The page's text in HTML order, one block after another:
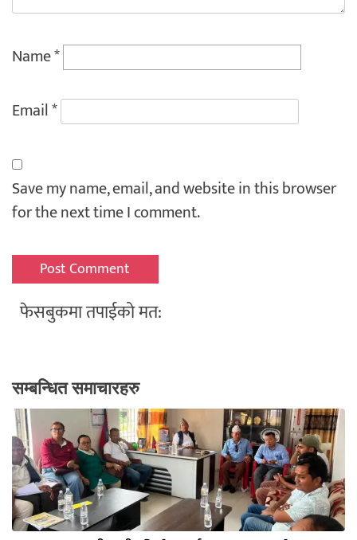
Name*
Email*
Save my name, email, and website in this browser
for the next time I comment.
फेसबुकमा तपाईको मत:
सम्बन्धित समाचारहरु